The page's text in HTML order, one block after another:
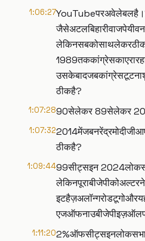
1:06:27
ठीकहै?
1:07:2890सेलेकर 89सेलेकर
1:07:32
ठीकहै?
1:09:4499सीट्सइन
1:11:20